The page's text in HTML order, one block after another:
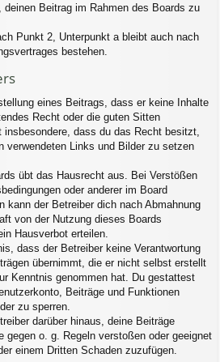
Beitrag im Rahmen des Boards zu
Punkt 2, Unterpunkt a bleibt auch nach
bestehen.
eines Beitrags, dass er keine Inhalte
Recht oder die guten Sitten
insbesondere, dass du das Recht besitzt,
verwendeten Links und Bilder zu setzen
übt das Hausrecht aus. Bei Verstößen
oder anderer im Board
kann der Betreiber dich nach Abmahnung
von der Nutzung dieses Boards
Hausverbot erteilen.
dass der Betreiber keine Verantwortung
übernimmt, die er nicht selbst erstellt
Kenntnis genommen hat. Du gestattest
Beiträge und Funktionen
zu sperren.
darüber hinaus, deine Beiträge
gegen o. g. Regeln verstoßen oder geeignet
einem Dritten Schaden zuzufügen.